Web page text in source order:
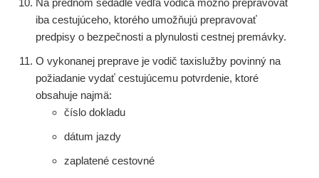
Na prednom sedadle vedľa vodiča možno prepravovať
iba cestujúceho, ktorého umožňujú prepravovať
predpisy o bezpečnosti a plynulosti cestnej premávky.
O vykonanej preprave je vodič taxislužby povinný na
požiadanie vydať cestujúcemu potvrdenie, ktoré
obsahuje najmä:
číslo dokladu
dátum jazdy
zaplatené cestovné